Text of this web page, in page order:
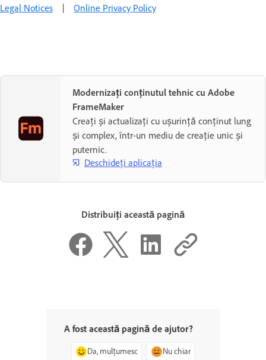
Legal Notices | Online Privacy Policy
Modernizați conținutul tehnic cu Adobe
FrameMaker
Creați și actualizați cu ușurință conținut lung
și complex, într-un mediu de creație unic și
puternic.
Deschideți aplicația
Distribuiți această pagină
A fost această pagină de ajutor?
Da, mulțumesc Nu chiar